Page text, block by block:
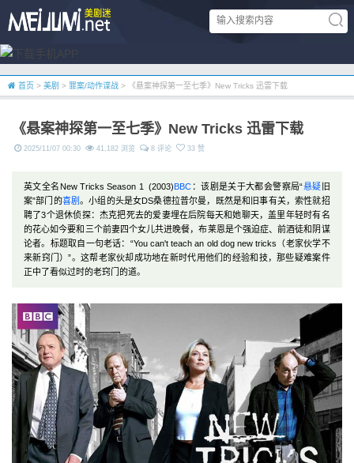
首页 > 美剧 > 罪案/动作谍战 > 《悬案神探第一至七季》New Tricks 迅雷下载
《悬案神探第一至七季》New Tricks 迅雷下载
2025/11/07 00:30 41,182 浏览 8 评论 33 赞
英文全名New Tricks Season 1 (2003)BBC ：该剧是关于大都会警察局“悬疑 旧
案”部门的喜剧。小组的头是女DS桑德拉普尔曼，既然是和旧事有关，索性就招
聘了3个退休侦探：杰克把死去的爱妻埋在后院每天和她聊天，盖里年轻时有名
的花心如今要和三个前妻四个女儿共进晚餐，布莱恩是个强迫症、前酒徒和阴谋
论者。标题取自一句老话：“You can't teach an old dog new tricks（老家伙学不
来新窍门）”。这帮老家伙却成功地在新时代用他们的经验和技，那些疑难案件
正中了看似过时的老窍门的道。